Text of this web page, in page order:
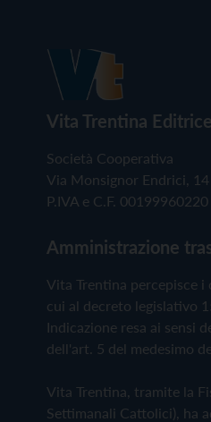
Vita Trentina Editrice
Società Cooperativa
Via Monsignor Endrici,
P.IVA e C.F. 00199960220
Amministrazione
Vita Trentina percepisce
cui al decreto legislativo
Indicazione resa ai sensi
dell'art. 5 del medesimo
Vita Trentina, tramite la
Settimanali Cattolici), ha